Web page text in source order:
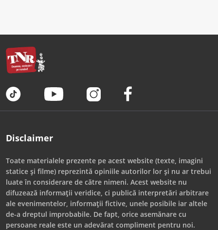
Disclaimer
Toate materialele prezente pe acest website (texte, imagini
statice și filme) reprezintă opiniile autorilor lor și nu ar trebui
luate în considerare de către nimeni. Acest website nu
difuzează informații veridice, ci publică interpretări arbitrare
ale evenimentelor, informații fictive, unele posibile iar altele
de-a dreptul improbabile. De fapt, orice asemănare cu
persoane reale este un adevărat compliment pentru noi.